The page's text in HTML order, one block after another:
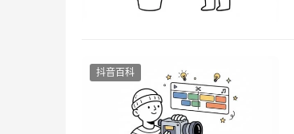
抖音百科